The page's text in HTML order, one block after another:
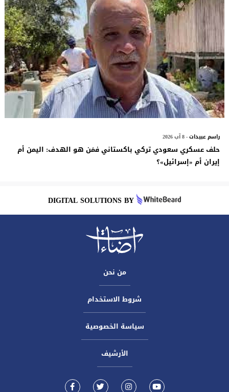
راسم عبيدات- 8 آب 2026
حلف عسكري سعودي تركي باكستاني فمَن هو الهدف: اليمن أم
إيران أم «إسرائيل»؟
DIGITAL SOLUTIONS BY
من نحن
شروط الاستخدام
سياسة الخصوصية
الأرشيف